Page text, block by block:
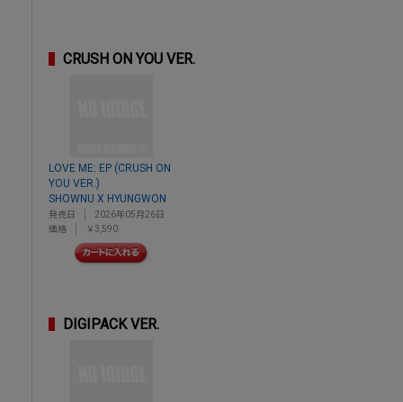
CRUSH ON YOU VER.
LOVE ME: EP (CRUSH ON
YOU VER.)
SHOWNU X HYUNGWON
発売日
2026年05月26日
価格
￥3,590
DIGIPACK VER.